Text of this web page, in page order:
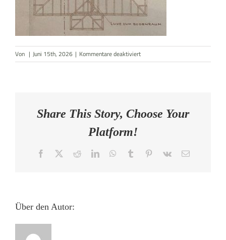
AKTUELLES
KONTAKT
Von | Juni 15th, 2026 | Kommentare deaktiviertfür
Grundriss
Share This Story, Choose Your
Platform!
Facebook RedditLinkedInWhatsApp
Tumblr Pinterest
Vk
E-
Über den Autor: